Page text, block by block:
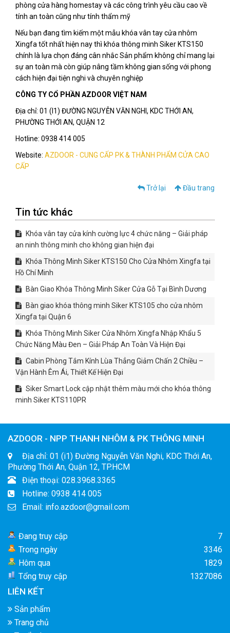
phòng cửa hàng homestay và các công trình yêu cầu cao về
tính an toàn cũng như tính thẩm mỹ
Nếu bạn đang tìm kiếm một mẫu khóa vân tay cửa nhôm
Xingfa tốt nhất hiện nay thì khóa thông minh Siker KTS150
chính là lựa chọn đáng cân nhắc Sản phẩm không chỉ mang lại
sự an toàn mà còn giúp nâng tầm không gian sống với phong
cách hiện đại tiện nghi và chuyên nghiệp
CÔNG TY CỔ PHẦN AZDOOR VIỆT NAM
Địa chỉ: 01 (I1) ĐƯỜNG NGUYỄN VĂN NGHI, KDC THỚI AN,
PHƯỜNG THỚI AN, QUẬN 12
Hotline: 0938 414 005
Website: AZDOOR - CUNG CẤP PK & THÀNH PHẨM CỬA CAO
CẤP
Trở lại Đầu trang
Tin tức khác
Khóa vân tay cửa kính cường lực 4 chức năng – Giải pháp
an ninh thông minh cho không gian hiện đại
Khóa Thông Minh Siker KTS150 Cho Cửa Nhôm Xingfa tại
Hồ Chí Minh
Bàn Giao Khóa Thông Minh Siker Cửa Gỗ Tại Bình Dương
Bàn giao khóa thông minh Siker KTS105 cho cửa nhôm
Xingfa tại Quận 6
Khóa Thông Minh Siker Cửa Nhôm Xingfa Nhập Khẩu 5
Chức Năng Màu Đen – Giải Pháp An Toàn Và Hiện Đại
Cabin Phòng Tắm Kính Lùa Thẳng Giảm Chấn 2 Chiều –
Vận Hành Êm Ái, Thiết Kế Hiện Đại
Siker Smart Lock cập nhật thêm màu mới cho khóa thông
minh Siker KTS110PR
AZDOOR - NPP THANH NHÔM & PK THÔNG MINH
Địa chỉ: 01 (i1) Đường Nguyễn Văn Nghi, KDC Thới An,
Phường Thới An, Quận 12, TP.HCM
Điện thoại: 028.3968.3365
Hotline: 0938 414 005
Email: info.azdoor@gmail.com
Đang truy cập
7
Trong ngày
3346
Hôm qua
1829
Tổng truy cập
1327086
LIÊN KẾT
Sản phẩm
Trang chủ